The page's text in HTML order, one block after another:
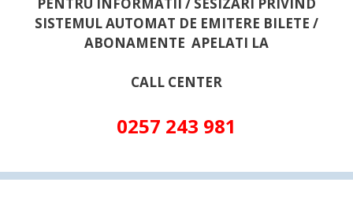
SISTEMUL AUTOMAT DE EMITERE BILETE /
ABONAMENTE APELATI LA
CALL CENTER
0257 243 981